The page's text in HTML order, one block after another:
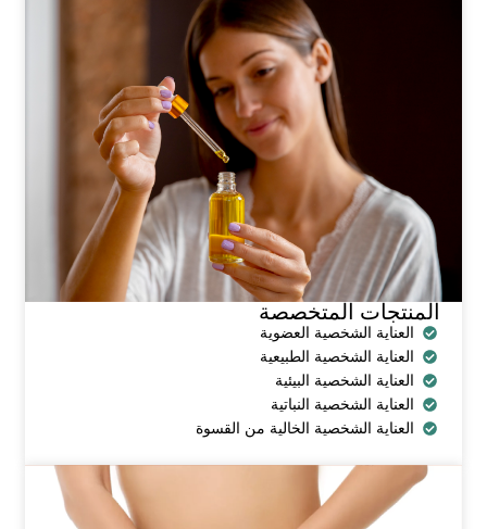
المنتجات المتخصصة
العناية الشخصية العضوية
العناية الشخصية الطبيعية
العناية الشخصية البيئية
العناية الشخصية النباتية
العناية الشخصية الخالية من القسوة